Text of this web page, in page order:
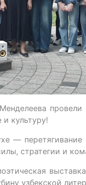
культуру!
—
стратегии и
узбекской